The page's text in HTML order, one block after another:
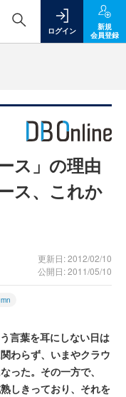
ログイン
新規
会員登録
ス」の理由
ス、これか
更新日: 2012/02/10
公開日: 2011/05/10
言葉を耳にしない日は
わらず、いまやクラウ
った。その一方で、
しきっており、それを